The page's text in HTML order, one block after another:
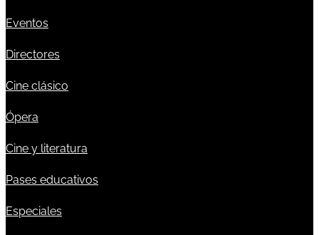
Eventos
Directores
Cine clásico
Ópera
Cine y literatura
Pases educativos
Especiales